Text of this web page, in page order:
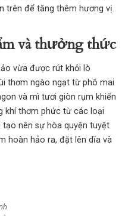
trên để tăng thêm hương vị.
và thưởng thức
vừa được rút khỏi lò
thơm ngào ngạt từ phô mai
và mì tươi giòn rụm khiến
khí thơm phức từ các loại
nên sự hòa quyện tuyệt
hoàn hảo ra, đặt lên dĩa và